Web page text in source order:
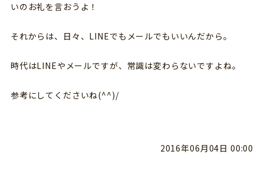
いのお礼を言おうよ！
それからは、日々、LINEでもメールでもいいんだから。
時代はLINEやメールですが、常識は変わらないですよね。
参考にしてくださいね(^^)/
2016年06月04日 00:00